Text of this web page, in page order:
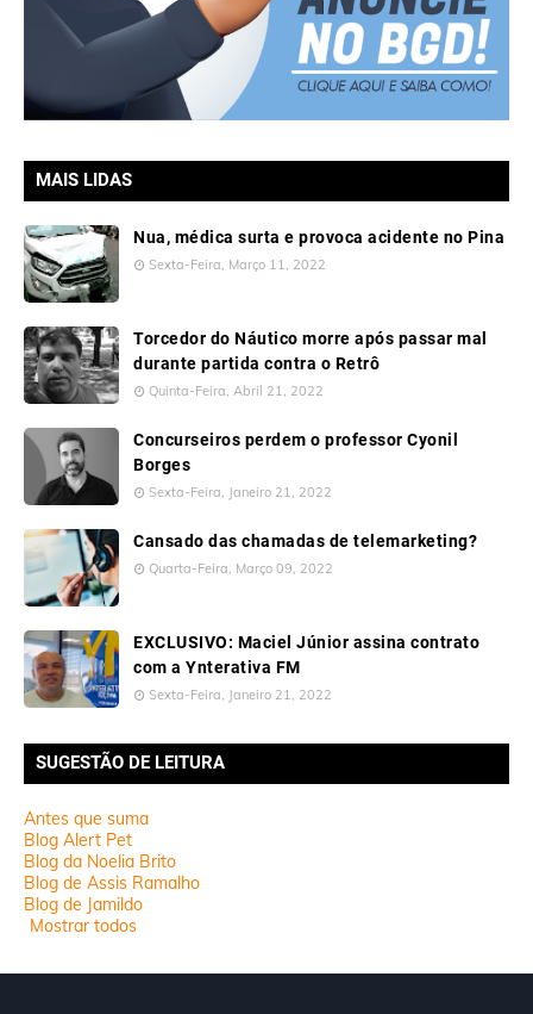
MAIS LIDAS
Nua, médica surta e provoca acidente no Pina
Sexta-Feira, Março 11, 2022
Torcedor do Náutico morre após passar mal
durante partida contra o Retrô
Quinta-Feira, Abril 21, 2022
Concurseiros perdem o professor Cyonil
Borges
Sexta-Feira, Janeiro 21, 2022
Cansado das chamadas de telemarketing?
Quarta-Feira, Março 09, 2022
EXCLUSIVO: Maciel Júnior assina contrato
com a Ynterativa FM
Sexta-Feira, Janeiro 21, 2022
SUGESTÃO DE LEITURA
Antes que suma
Blog Alert Pet
Blog da Noelia Brito
Blog de Assis Ramalho
Blog de Jamildo
Mostrar todos